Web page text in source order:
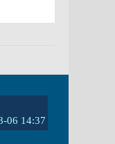
06 14:37